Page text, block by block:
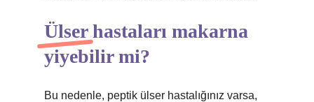
Ülser hastaları makarna
yiyebilir mi?
Bu nedenle, peptik ülser hastalığınız varsa,